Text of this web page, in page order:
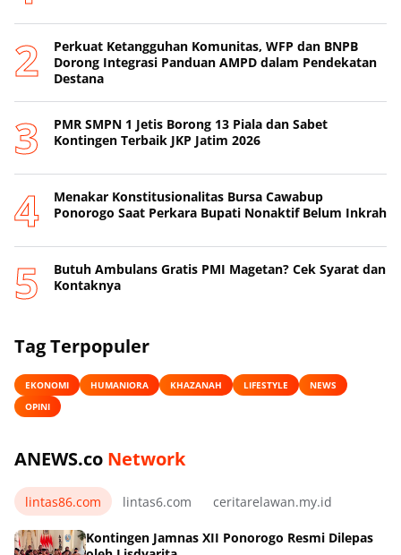
Perkuat Ketangguhan Komunitas, WFP dan BNPB
Dorong Integrasi Panduan AMPD dalam Pendekatan
Destana
PMR SMPN 1 Jetis Borong 13 Piala dan Sabet
Kontingen Terbaik JKP Jatim 2026
Menakar Konstitusionalitas Bursa Cawabup
Ponorogo Saat Perkara Bupati Nonaktif Belum Inkrah
Butuh Ambulans Gratis PMI Magetan? Cek Syarat dan
Kontaknya
Tag Terpopuler
EKONOMI HUMANIORA KHAZANAH LIFESTYLE
NEWS
OPINI
ANEWS.co Network
lintas86.com lintas6.com ceritarelawan.my.id
Kontingen Jamnas XII Ponorogo Resmi Dilepas